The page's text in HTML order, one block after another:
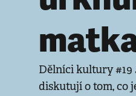
Dělníci kultury #19
diskutují o tom, co